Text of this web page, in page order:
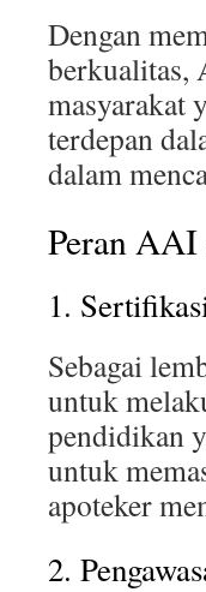
Dengan
berkualitas,
masyarakat
terdepan
dalam
Peran
1.
Sebagai
untuk
pendidikan
untuk
apoteker
2.